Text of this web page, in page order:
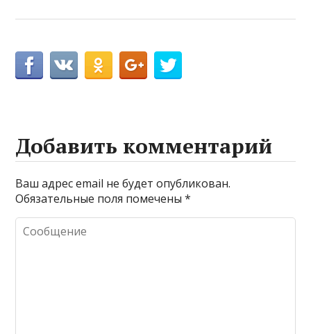
Добавить комментарий
Ваш адрес email не будет опубликован.
Обязательные поля помечены*